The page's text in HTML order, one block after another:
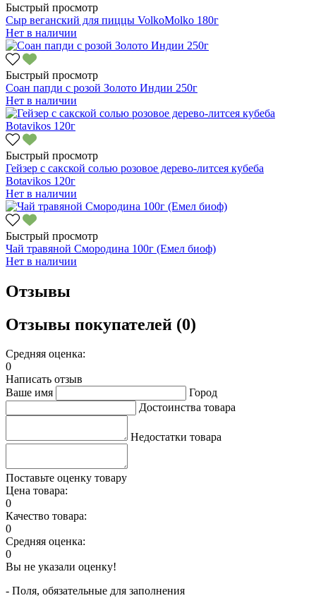
Быстрый просмотр
Сыр веганский для пиццы VolkoMolko 180г
Нет в наличии
Быстрый просмотр
Соан папди с розой Золото Индии 250г
Нет в наличии
Быстрый просмотр
Гейзер с сакской солью розовое дерево-литсея кубеба
Botavikos 120г
Нет в наличии
Быстрый просмотр
Чай травяной Смородина 100г (Емел биоф)
Нет в наличии
Отзывы
Отзывы покупателей (0)
Средняя оценка:
0
Написать отзыв
Ваше имя
Город
Достоинства товара
Недостатки товара
Поставьте оценку товару
Цена товара:
0
Качество товара:
0
Средняя оценка:
0
Вы не указали оценку!
- Поля, обязательные для заполнения